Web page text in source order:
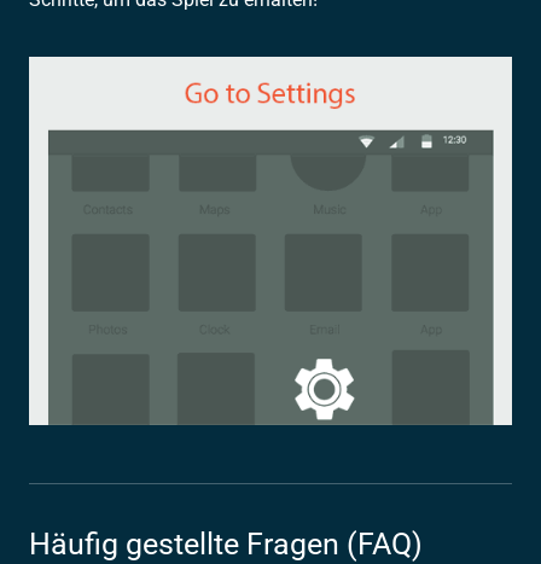
Häufig gestellte Fragen (FAQ)